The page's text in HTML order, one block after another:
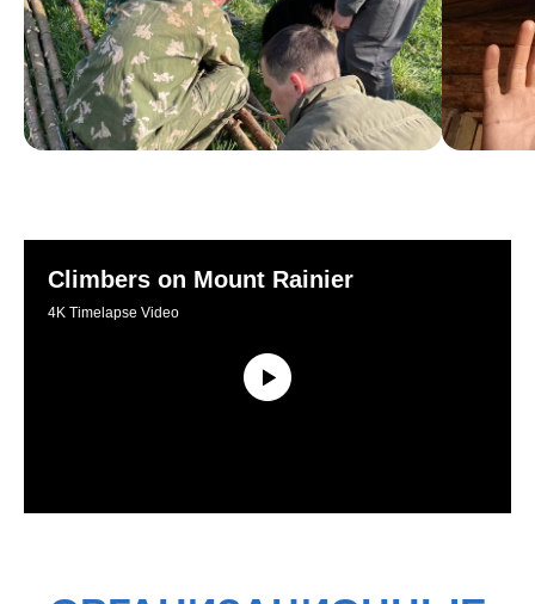
Climbers on Mount Rainier
4K Timelapse Video
info@proholidays.ru